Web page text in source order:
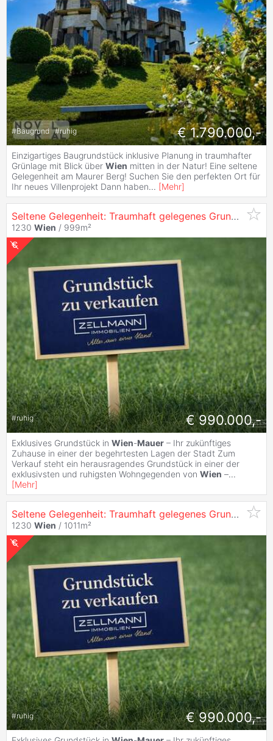
#Baugrund #ruhig € 1.790.000,-
Einzigartiges Baugrundstück inklusive Planung in traumhafter
Grünlage mit Blick über Wien mitten in der Natur! Eine seltene
Gelegenheit am Maurer Berg! Suchen Sie den perfekten Ort für
Ihr neues Villenprojekt Dann haben... [Mehr]
Seltene Gelegenheit: Traumhaft gelegenes Grundstück in
1230 Wien / 999m²
#ruhig € 990.000,-
Exklusives Grundstück in Wien-Mauer – Ihr zukünftiges
Zuhause in einer der begehrtesten Lagen der Stadt Zum
Verkauf steht ein herausragendes Grundstück in einer der
exklusivsten und ruhigsten Wohngegenden von Wien –...
[Mehr]
Seltene Gelegenheit: Traumhaft gelegenes Grundstück in
1230 Wien / 1011m²
#ruhig € 990.000,-